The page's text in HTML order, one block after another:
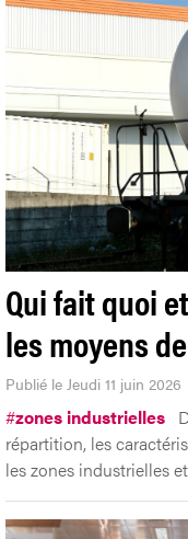
Qui fait quoi
les moyens
Publié le Jeudi 11 juin 2026
#zones industrielles
répartition, les
les zones industrielles